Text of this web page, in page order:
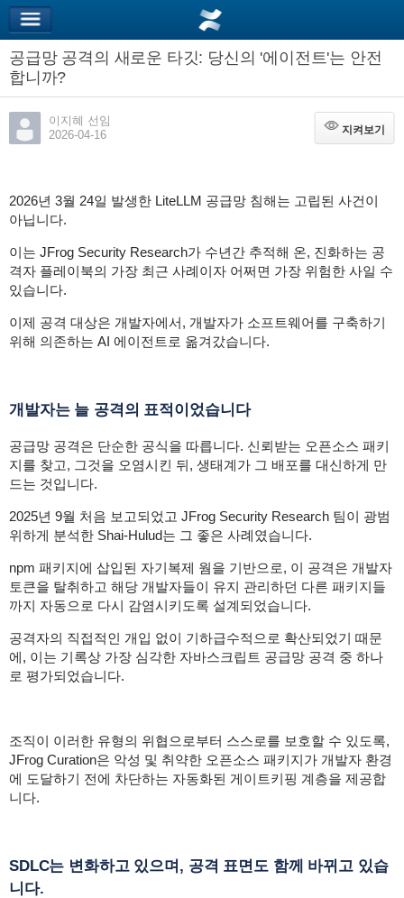
공급망 공격의 새로운 타깃: 당신의 '에이전트'는 안전
합니까?
이지혜 선임
2026-04-16
지켜보기
지켜보기
2026년 3월 24일 발생한 LiteLLM 공급망 침해는 고립된 사건이
아닙니다.
이는 JFrog Security Research가 수년간 추적해 온, 진화하는 공
격자 플레이북의 가장 최근 사례이자 어쩌면 가장 위험한 사일 수
있습니다.
이제 공격 대상은 개발자에서, 개발자가 소프트웨어를 구축하기
위해 의존하는 AI 에이전트로 옮겨갔습니다.
개발자는 늘 공격의 표적이었습니다
공급망 공격은 단순한 공식을 따릅니다. 신뢰받는 오픈소스 패키
지를 찾고, 그것을 오염시킨 뒤, 생태계가 그 배포를 대신하게 만
드는 것입니다.
2025년 9월 처음 보고되었고 JFrog Security Research 팀이 광범
위하게 분석한 Shai-Hulud는 그 좋은 사례였습니다.
npm 패키지에 삽입된 자기복제 웜을 기반으로, 이 공격은 개발자
토큰을 탈취하고 해당 개발자들이 유지 관리하던 다른 패키지들
까지 자동으로 다시 감염시키도록 설계되었습니다.
공격자의 직접적인 개입 없이 기하급수적으로 확산되었기 때문
에, 이는 기록상 가장 심각한 자바스크립트 공급망 공격 중 하나
로 평가되었습니다.
조직이 이러한 유형의 위협으로부터 스스로를 보호할 수 있도록,
JFrog Curation은 악성 및 취약한 오픈소스 패키지가 개발자 환경
에 도달하기 전에 차단하는 자동화된 게이트키핑 계층을 제공합
니다.
SDLC는 변화하고 있으며, 공격 표면도 함께 바뀌고 있습
니다.